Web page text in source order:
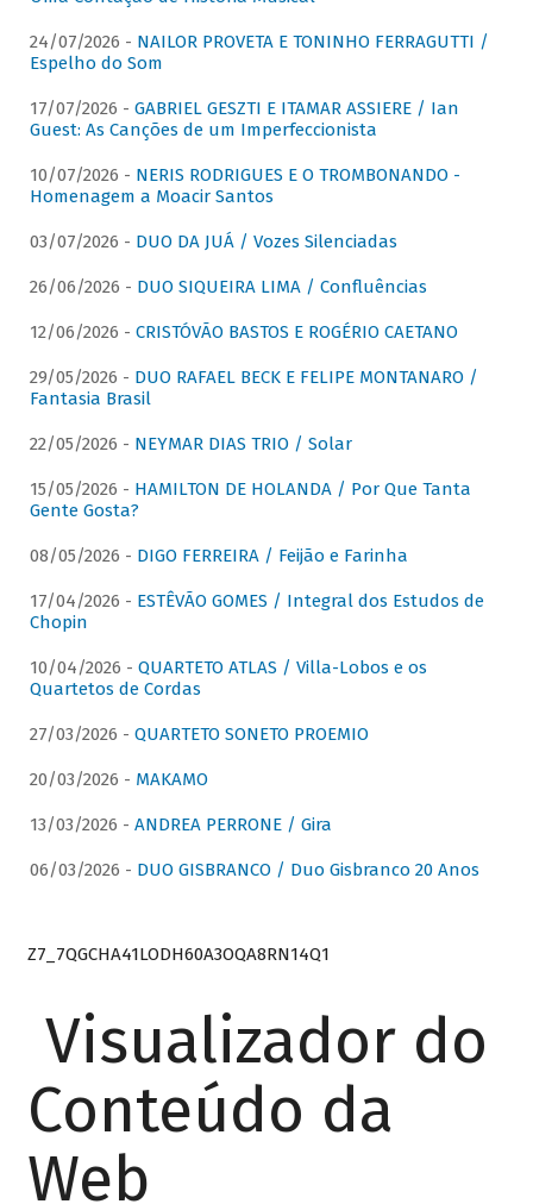
24/07/2026 - NAILOR PROVETA E TONINHO FERRAGUTTI /
Espelho do Som
17/07/2026 - GABRIEL GESZTI E ITAMAR ASSIERE / Ian
Guest: As Canções de um Imperfeccionista
10/07/2026 - NERIS RODRIGUES E O TROMBONANDO -
Homenagem a Moacir Santos
03/07/2026 - DUO DA JUÁ / Vozes Silenciadas
26/06/2026 - DUO SIQUEIRA LIMA / Confluências
12/06/2026 - CRISTÓVÃO BASTOS E ROGÉRIO CAETANO
29/05/2026 - DUO RAFAEL BECK E FELIPE MONTANARO /
Fantasia Brasil
22/05/2026 - NEYMAR DIAS TRIO / Solar
15/05/2026 - HAMILTON DE HOLANDA / Por Que Tanta
Gente Gosta?
08/05/2026 - DIGO FERREIRA / Feijão e Farinha
17/04/2026 - ESTÊVÃO GOMES / Integral dos Estudos de
Chopin
10/04/2026 - QUARTETO ATLAS / Villa-Lobos e os
Quartetos de Cordas
27/03/2026 - QUARTETO SONETO PROEMIO
20/03/2026 - MAKAMO
13/03/2026 - ANDREA PERRONE / Gira
06/03/2026 - DUO GISBRANCO / Duo Gisbranco 20 Anos
Z7_7QGCHA41LODH60A3OQA8RN14Q1
Visualizador do
Conteúdo da
Web